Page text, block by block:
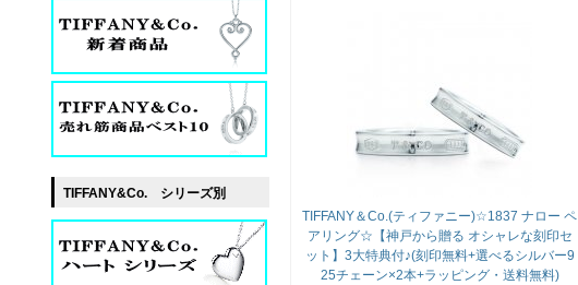
TIFFANY＆Co.(ティファニー)☆1837 ナロー ペ
アリング☆【神戸から贈る オシャレな刻印セ
ット】3大特典付♪(刻印無料+選べるシルバー9
25チェーン×2本+ラッピング・送料無料)
TIFFANY&Co. シリーズ別